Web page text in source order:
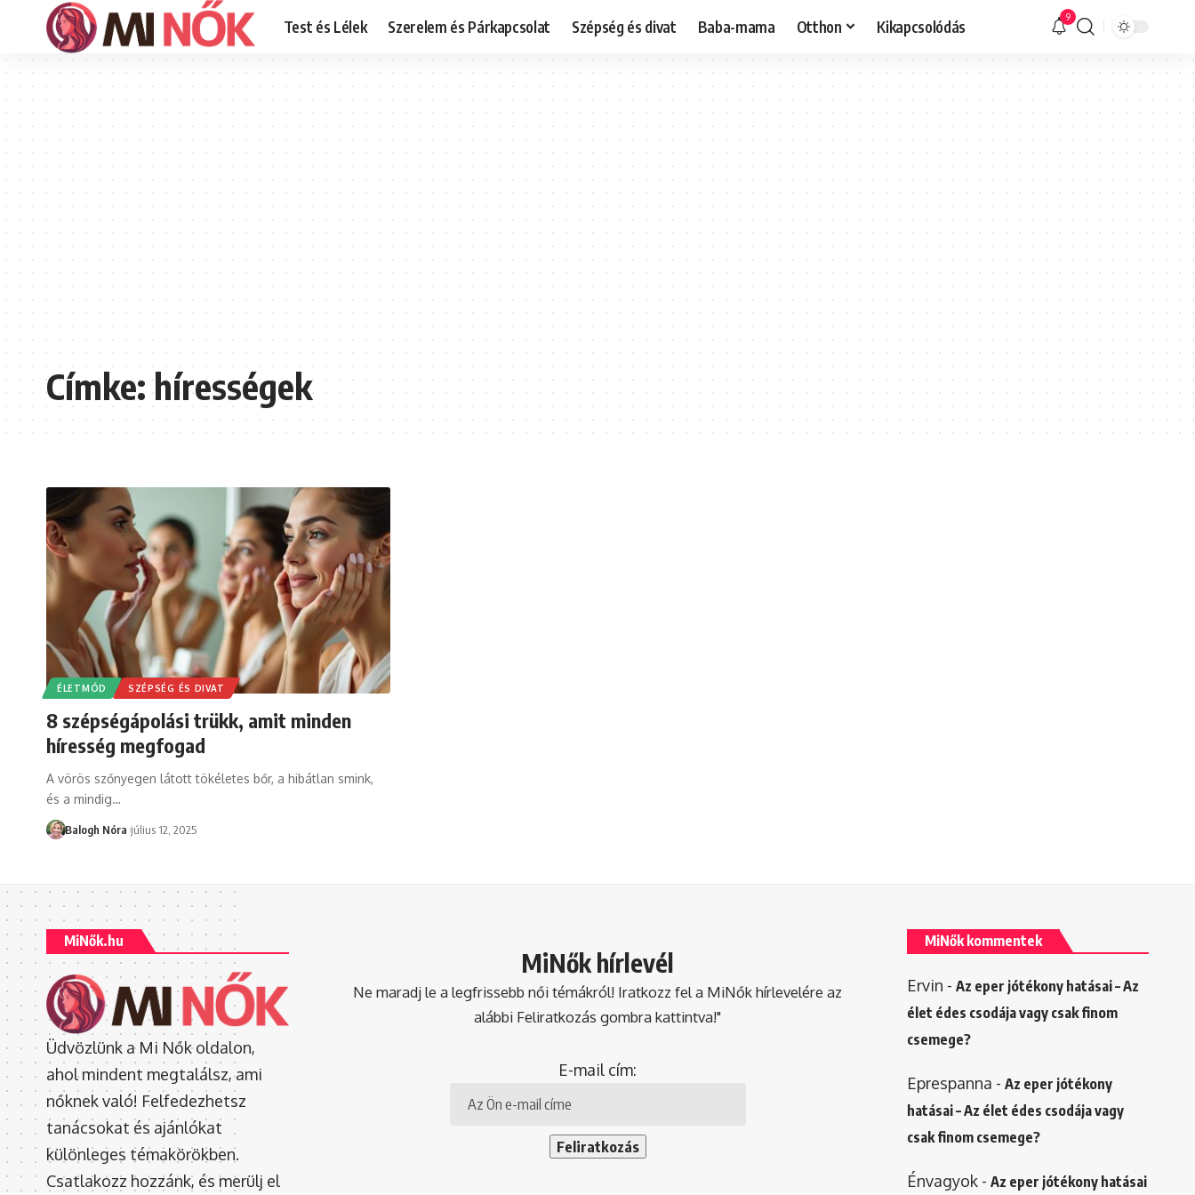
Test és Lélek Szerelem és Párkapcsolat Szépség és divat Baba-mama Otthon Kikapcsolódás 9
Címke:hírességek
ÉLETMÓD SZÉPSÉG ÉS DIVAT
8 szépségápolási trükk, amit minden
híresség megfogad
A vörös szőnyegen látott tökéletes bőr, a hibátlan smink,
és a mindig…
Balogh Nóra július 12, 2025
MiNők.hu
Üdvözlünk a Mi Nők oldalon,
ahol mindent megtalálsz, ami
nőknek való! Felfedezhetsz
tanácsokat és ajánlókat
különleges témakörökben.
Csatlakozz hozzánk, és merülj el
MiNők hírlevél
Ne maradj le a legfrissebb női témákról! Iratkozz fel a MiNők hírlevelére az
alábbi Feliratkozás gombra kattintva!"
E-mail cím:
MiNők kommentek
Ervin - Az eper jótékony hatásai – Az
élet édes csodája vagy csak finom
csemege?
Eprespanna - Az eper jótékony
hatásai – Az élet édes csodája vagy
csak finom csemege?
Énvagyok- Az eper jótékony hatásai